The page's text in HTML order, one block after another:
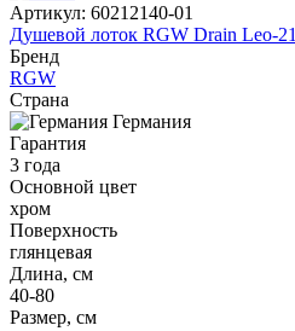
Артикул: 60212140-01
Душевой лоток RGW Drain Leo-21
Бренд
RGW
Страна
Германия
Гарантия
3 года
Основной цвет
хром
Поверхность
глянцевая
Длина, см
40-80
Размер, см